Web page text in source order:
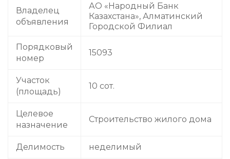
Владелец
объявления
АО «Народный Банк
Казахстана», Алматинский
Городской Филиал
Порядковый
номер
15093
Участок
(площадь)
10 сот.
Целевое
назначение
Строительство жилого дома
Делимость неделимый